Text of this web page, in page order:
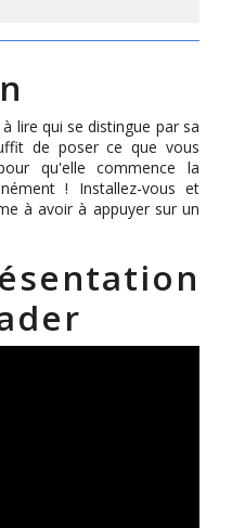
lire qui se distingue par sa
de poser ce que vous
qu'elle commence la
! Installez-vous et
à avoir à appuyer sur un